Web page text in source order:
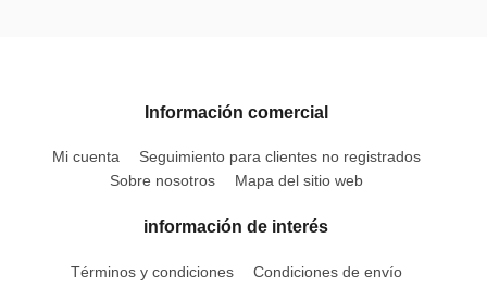
Información comercial
Mi cuenta
Seguimiento para clientes no registrados
Sobre nosotros
Mapa del sitio web
información de interés
Términos y condiciones Condiciones de envío